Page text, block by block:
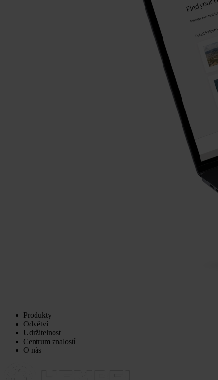
Produkty
Odvětví
Udržitelnost
Centrum znalostí
O nás